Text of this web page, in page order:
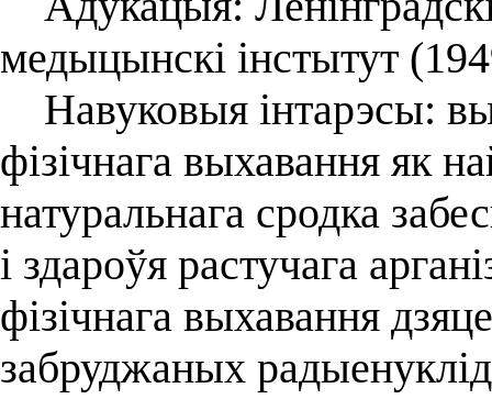
медыцынскі інстытут
Навуковыя інтарэсы:
фізічнага выхавання як
натуральнага сродка
і здароўя растучага
фізічнага выхавання
забруджаных